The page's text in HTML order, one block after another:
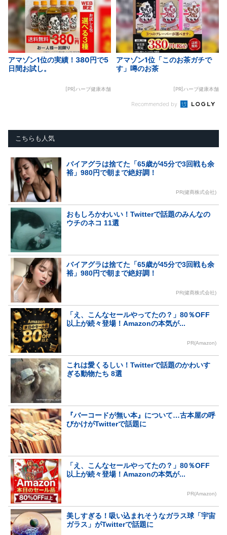
アマゾン1位の実績！380円で5
日間お試し。
[PR]ハーブ健康本舗
アマゾン1位「このお茶ガチで
す」噂のお茶
[PR]ハーブ健康本舗
Recommended by
こちらも人気
バイアグラは捨てた「65歳が45分で3回戦も余
裕」980円で朝まで絶好調！
PR(健商株式会社)
おもしろかわいい！Twitterで話題のみんなの
ウチのネコ 11選
バイアグラは捨てた「65歳が45分で3回戦も余
裕」980円で朝まで絶好調！
PR(健商株式会社)
「え、こんなセールやってたの？」80％OFF
以上が続々登場！Amazonの本気が...
PR(Amazon)
これは愛くるしい！Twitterで話題のかわいす
ぎる動物たち 8選
『バーコードが無い本』について…古本屋の呼
びかけがTwitterで話題に
「え、こんなセールやってたの？」80％OFF
以上が続々登場！Amazonの本気が...
PR(Amazon)
美しすぎる！吸い込まれそうなガラス球「宇宙
ガラス」がTwitterで話題に